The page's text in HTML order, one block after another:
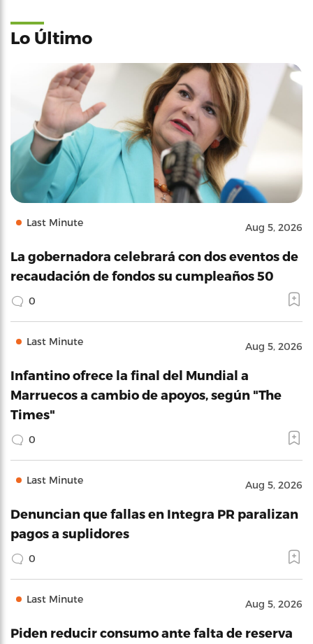
Lo Último
Last Minute Aug 5, 2026
La gobernadora celebrará con dos eventos de
recaudación de fondos su cumpleaños 50
0
Last Minute Aug 5, 2026
Infantino ofrece la final del Mundial a
Marruecos a cambio de apoyos, según "The
Times"
0
Last Minute Aug 5, 2026
Denuncian que fallas en Integra PR paralizan
pagos a suplidores
0
Last Minute Aug 5, 2026
Piden reducir consumo ante falta de reserva